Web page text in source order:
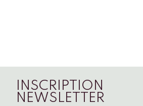
INSCRIPTION
NEWSLETTER